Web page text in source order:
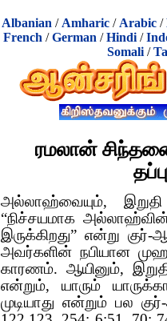
Albanian / Amharic / Arabic /
French /German /Hindi /
Somali/
ரமலான்
அல்லாஹ்வையும், இறுதி
“நிச்சயமாக அல்லாஹ்வின்
இருக்கிறது” என்று
அவர்களின் நபியான
காரணம். ஆயினும்,
என்றும், யாரும்
முடியாது என்றும் பல